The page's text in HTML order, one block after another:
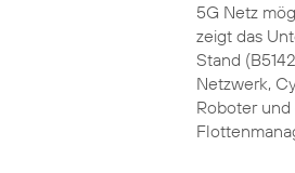
5G Netz
zeigt das
Stand
Netzwerk,
Roboter und